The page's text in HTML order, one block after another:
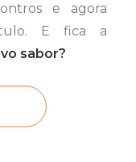
e agora
E fica a
sabor?